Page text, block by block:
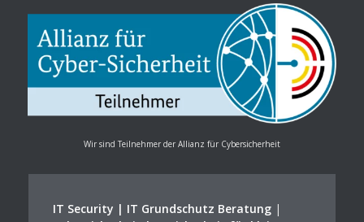
Wir sind Teilnehmer der Allianz für Cybersicherheit
IT Security | IT Grundschutz Beratung|